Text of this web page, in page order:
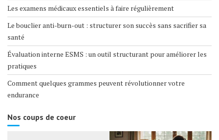
Les examens médicaux essentiels à faire régulièrement
Le bouclier anti-burn-out : structurer son succès sans sacrifier sa
santé
Évaluation interne ESMS : un outil structurant pour améliorer les
pratiques
Comment quelques grammes peuvent révolutionner votre
endurance
Nos coups de coeur